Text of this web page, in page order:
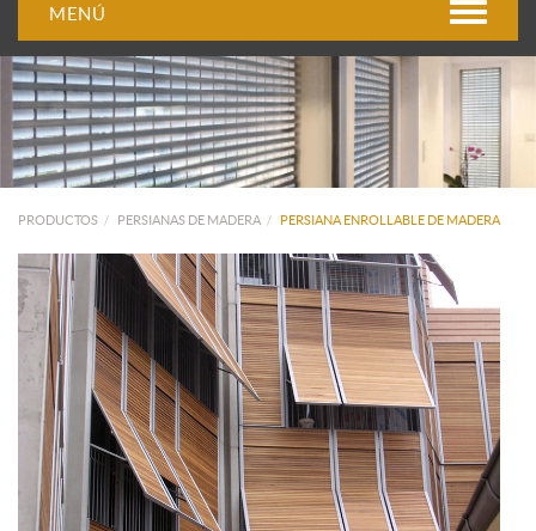
MENÚ
PRODUCTOS PERSIANAS DE MADERA PERSIANA ENROLLABLE DE MADERA